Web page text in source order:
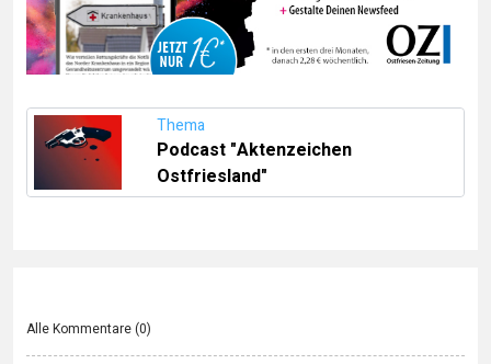
Thema
Podcast "Aktenzeichen
Ostfriesland"
Alle Kommentare (0)